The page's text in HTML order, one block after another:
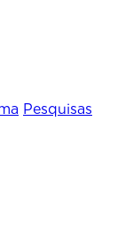
Pesquisas